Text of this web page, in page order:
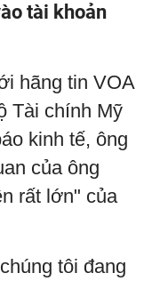
tài khoản
hãng tin VOA
Tài chính Mỹ
kinh tế, ông
của ông
rất lớn" của
tôi đang